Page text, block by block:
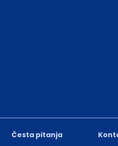
Česta pitanja